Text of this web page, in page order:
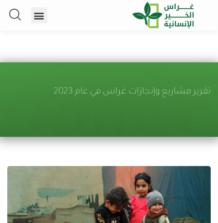
تقرير مشاريع وإنجازات غراس في عام 2023